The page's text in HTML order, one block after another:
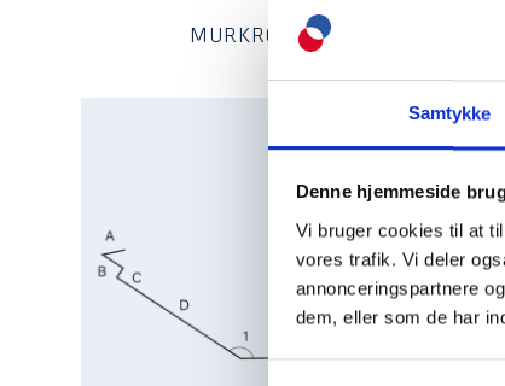
Samtykke
Denne hjemmeside
Vi bruger cookies til at
vores trafik. Vi deler
annonceringspartnere
dem, eller som de har
MURKRONE 2